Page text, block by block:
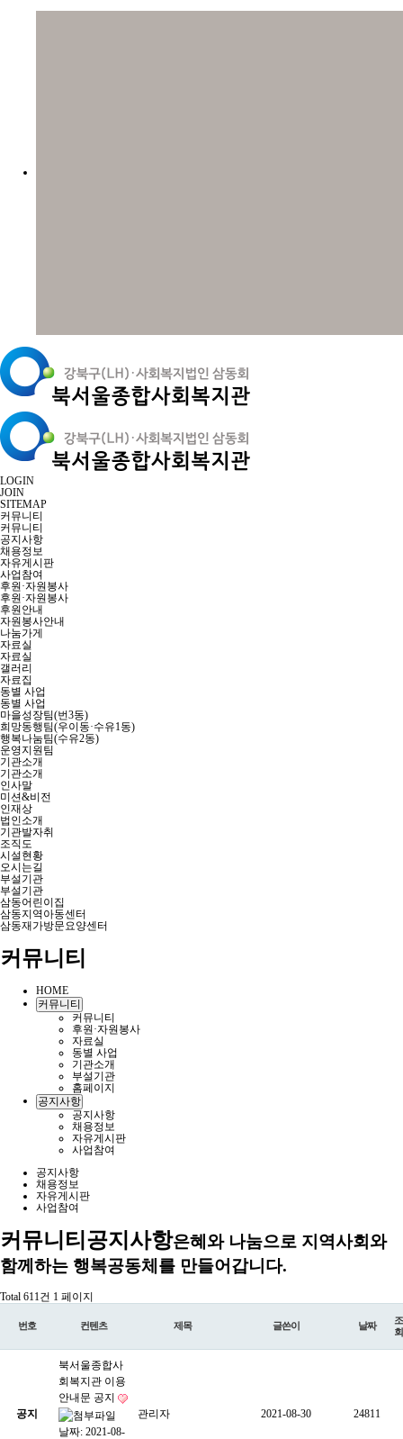
LOGIN
JOIN
SITEMAP
커뮤니티
커뮤니티
공지사항
채용정보
자유게시판
사업참여
후원·자원봉사
후원·자원봉사
후원안내
자원봉사안내
나눔가게
자료실
자료실
갤러리
자료집
동별 사업
동별 사업
마을성장팀(번3동)
희망동행팀(우이동·수유1동)
행복나눔팀(수유2동)
운영지원팀
기관소개
기관소개
인사말
미션&비전
인재상
법인소개
기관발자취
조직도
시설현황
오시는길
부설기관
부설기관
삼동어린이집
삼동지역아동센터
삼동재가방문요양센터
커뮤니티
HOME
커뮤니티
커뮤니티
후원·자원봉사
자료실
동별 사업
기관소개
부설기관
홈페이지
공지사항
공지사항
채용정보
자유게시판
사업참여
공지사항
채용정보
자유게시판
사업참여
커뮤니티 공지사항은혜와 나눔으로 지역사회와
함께하는 행복공동체를 만들어갑니다.
Total 611건 1 페이지
번호 컨텐츠 제목 글쓴이 날짜
조
회
공지
북서울종합사
회복지관 이용
안내문 공지
날짜: 2021-08-
관리자 2021-08-30 24811